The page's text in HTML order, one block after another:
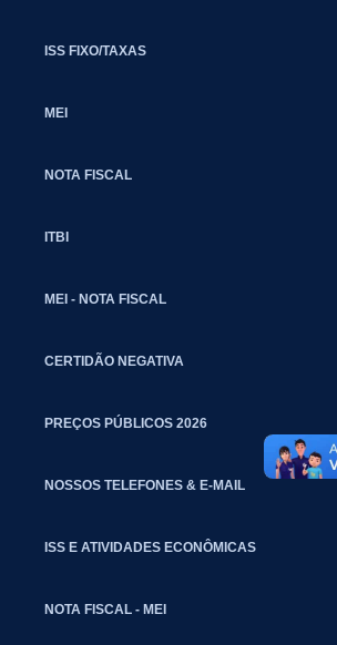
ISS FIXO/TAXAS
MEI
NOTA FISCAL
ITBI
MEI - NOTA FISCAL
CERTIDÃO NEGATIVA
PREÇOS PÚBLICOS 2026
NOSSOS TELEFONES & E-MAIL
ISS E ATIVIDADES ECONÔMICAS
NOTA FISCAL - MEI